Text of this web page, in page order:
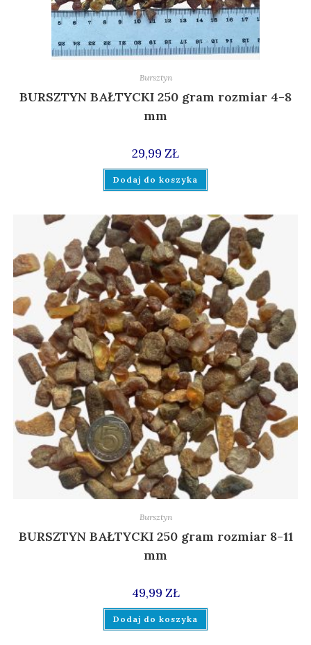
Bursztyn
BURSZTYN BAŁTYCKI 250 gram rozmiar 4-8
mm
29,99 ZŁ
Dodaj do koszyka
Bursztyn
BURSZTYN BAŁTYCKI 250 gram rozmiar 8-11
mm
49,99 ZŁ
Dodaj do koszyka